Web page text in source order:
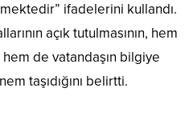
ifadelerini kullandı.
açık tutulmasının, hem
de vatandaşın bilgiye
taşıdığını belirtti.